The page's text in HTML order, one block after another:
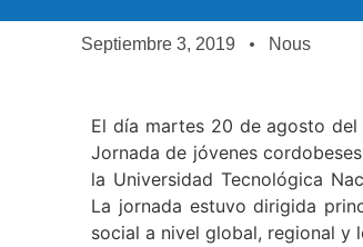
Septiembre 3, 2019 Nous
El día martes 20 de agosto
Jornada de jóvenes
la Universidad Tecnológica
La jornada estuvo dirigida
social a nivel global, regional y